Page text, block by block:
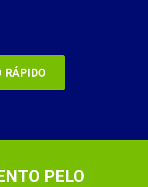
RÁPIDO
PELO